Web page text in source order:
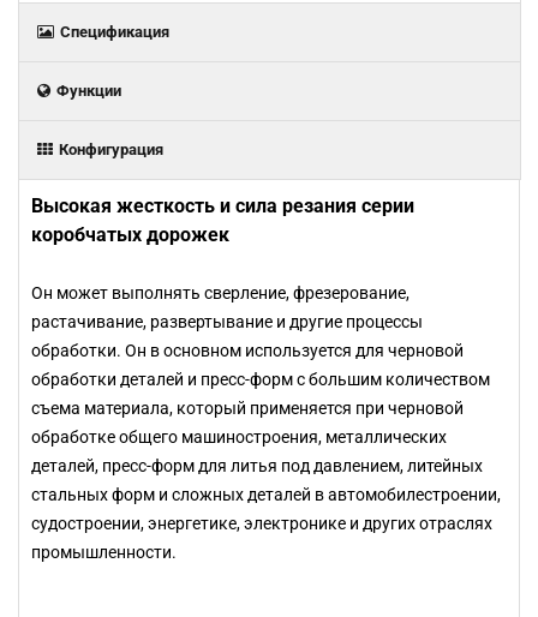
Спецификация
Функции
Конфигурация
Высокая жесткость и сила резания серии
коробчатых дорожек
Он может выполнять сверление, фрезерование,
растачивание, развертывание и другие процессы
обработки. Он в основном используется для черновой
обработки деталей и пресс-форм с большим количеством
съема материала, который применяется при черновой
обработке общего машиностроения, металлических
деталей, пресс-форм для литья под давлением, литейных
стальных форм и сложных деталей в автомобилестроении,
судостроении, энергетике, электронике и других отраслях
промышленности.